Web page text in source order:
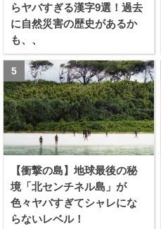
らヤバすぎる漢字9選！過去
に自然災害の歴史があるか
も、、
【衝撃の島】地球最後の秘
境「北センチネル島」が
色々ヤバすぎてシャレにな
らないレベル！